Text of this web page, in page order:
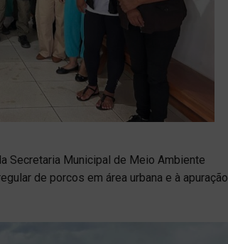
Secretaria Municipal de Meio Ambiente
de porcos em área urbana e à apuração